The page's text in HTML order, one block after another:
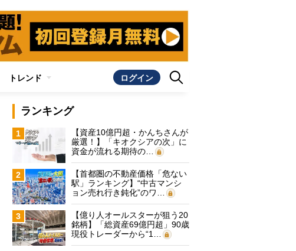
トレンド ログイン
ランキング
1
【資産10億円超・かんちさんが
厳選！】「キオクシアの次」に
資金が流れる期待の…
2
【首都圏の不動産価格「危ない
駅」ランキング】“中古マンシ
ョン売れ行き鈍化”のワ…
3
【億り人オールスターが狙う20
銘柄】「総資産69億円超」90歳
現役トレーダーから“1…